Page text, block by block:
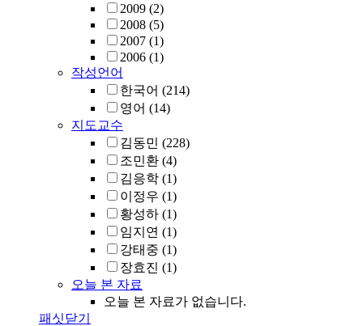
2009 (2)
2008 (5)
2007 (1)
2006 (1)
작성언어
한국어 (214)
영어 (14)
지도교수
김동민 (228)
조민환 (4)
김응학 (1)
이정우 (1)
황성하 (1)
임지연 (1)
강태중 (1)
장효진 (1)
오늘 본 자료
오늘 본 자료가 없습니다.
패싯닫기